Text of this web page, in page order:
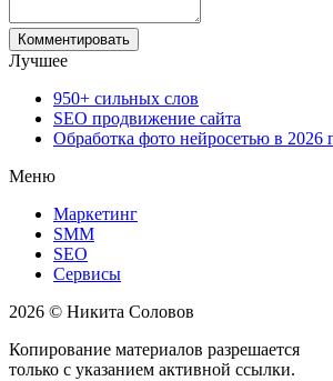
Лучшее
950+ сильных слов
SEO продвижение сайта
Обработка фото нейросетью в 2026
Меню
Маркетинг
SMM
SEO
Сервисы
2026 © Никита Соловов
Копирование материалов разрешается
только с указанием активной ссылки.